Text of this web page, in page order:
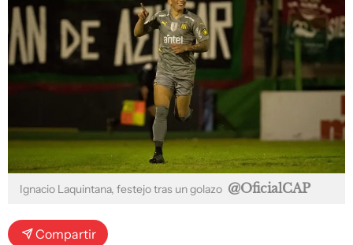
Ignacio Laquintana, festejo tras un golazo @OficialCAP
Compartir